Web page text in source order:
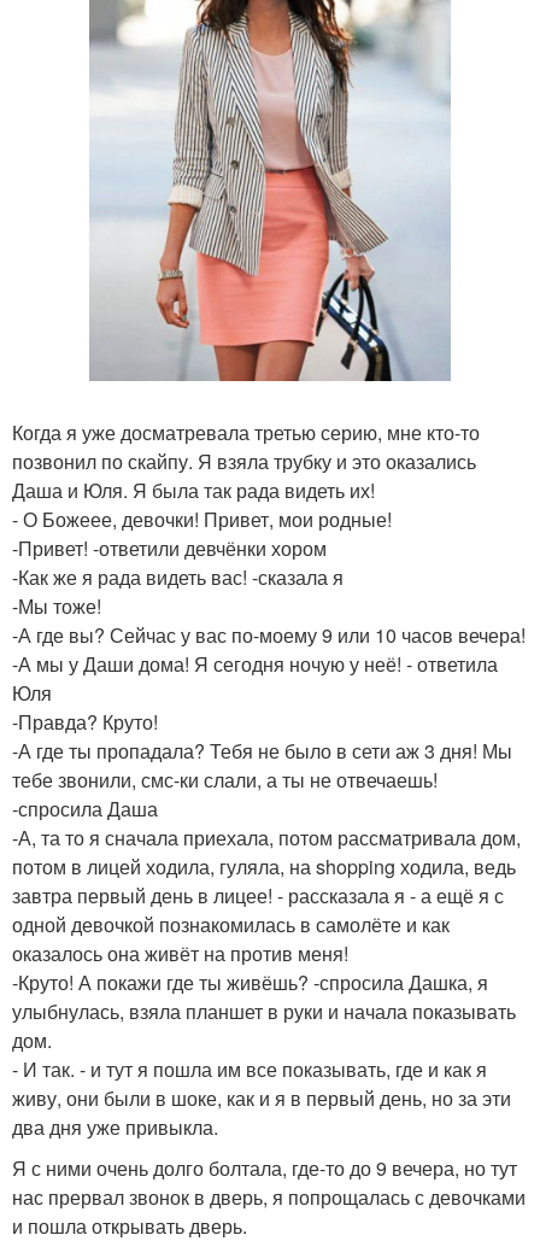
Когда я уже досматревала третью серию, мне кто-то
позвонил по скайпу. Я взяла трубку и это оказались
Даша и Юля. Я была так рада видеть их!
- О Божеее, девочки! Привет, мои родные!
-Привет! -ответили девчёнки хором
-Как же я рада видеть вас! -сказала я
-Мы тоже!
-А где вы? Сейчас у вас по-моему 9 или 10 часов вечера!
-А мы у Даши дома! Я сегодня ночую у неё! - ответила
Юля
-Правда? Круто!
-А где ты пропадала? Тебя не было в сети аж 3 дня! Мы
тебе звонили, смс-ки слали, а ты не отвечаешь!
-спросила Даша
-А, та то я сначала приехала, потом рассматривала дом,
потом в лицей ходила, гуляла, на shopping ходила, ведь
завтра первый день в лицее! - рассказала я - а ещё я с
одной девочкой познакомилась в самолёте и как
оказалось она живёт на против меня!
-Круто! А покажи где ты живёшь? -спросила Дашка, я
улыбнулась, взяла планшет в руки и начала показывать
дом.
- И так. - и тут я пошла им все показывать, где и как я
живу, они были в шоке, как и я в первый день, но за эти
два дня уже привыкла.
Я с ними очень долго болтала, где-то до 9 вечера, но тут
нас прервал звонок в дверь, я попрощалась с девочками
и пошла открывать дверь.